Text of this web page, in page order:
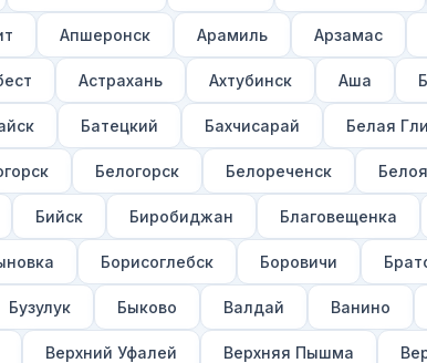
Апшеронск Арамиль Арзамас
Астрахань Ахтубинск Аша
Батецкий Бахчисарай Белая
Белогорск Белореченск
Бийск Биробиджан Благовещенка
Борисоглебск Боровичи
Бузулук Быково Валдай Ванино
Верхний Уфалей Верхняя Пышма